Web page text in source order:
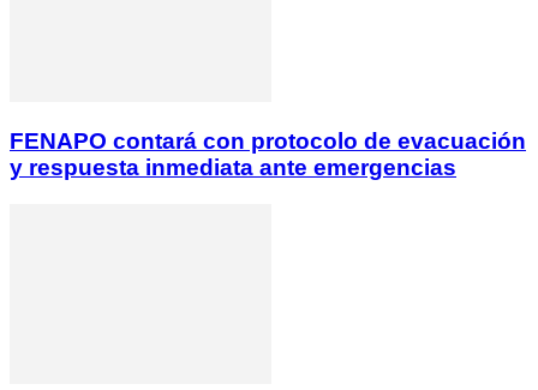
FENAPO contará con protocolo de evacuación
y respuesta inmediata ante emergencias